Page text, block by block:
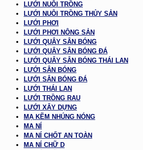
LƯỚI NUÔI TRỒNG
LƯỚI NUÔI TRỒNG THỦY SẢN
LƯỚI PHƠI
LƯỚI PHƠI NÔNG SẢN
LƯỚI QUÂY SÂN BÓNG
LƯỚI QUÂY SÂN BÓNG ĐÁ
LƯỚI QUÂY SÂN BÓNG THÁI LAN
LƯỚI SÂN BÓNG
LƯỚI SÂN BÓNG ĐÁ
LƯỚI THÁI LAN
LƯỚI TRỒNG RAU
LƯỚI XÂY DỰNG
MẠ KẼM NHÚNG NÓNG
MA NÍ
MA NÍ CHỐT AN TOÀN
MA NÍ CHỮ D